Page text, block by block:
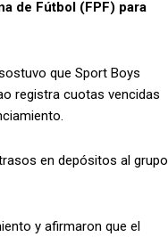
de Fútbol (FPF) para
que Sport Boys
registra cuotas vencidas
en depósitos al grupo
y afirmaron que el